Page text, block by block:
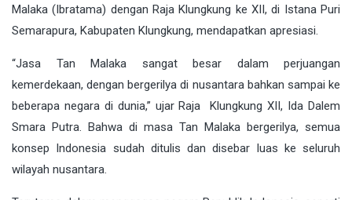
Malaka (Ibratama) dengan Raja Klungkung ke XII, di Istana Puri
Semarapura, Kabupaten Klungkung, mendapatkan apresiasi.
“Jasa Tan Malaka sangat besar dalam perjuangan
kemerdekaan, dengan bergerilya di nusantara bahkan sampai ke
beberapa negara di dunia,” ujar Raja Klungkung XII, Ida Dalem
Smara Putra. Bahwa di masa Tan Malaka bergerilya, semua
konsep Indonesia sudah ditulis dan disebar luas ke seluruh
wilayah nusantara.